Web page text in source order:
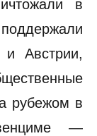
в
и Австрии,
рубежом в
—